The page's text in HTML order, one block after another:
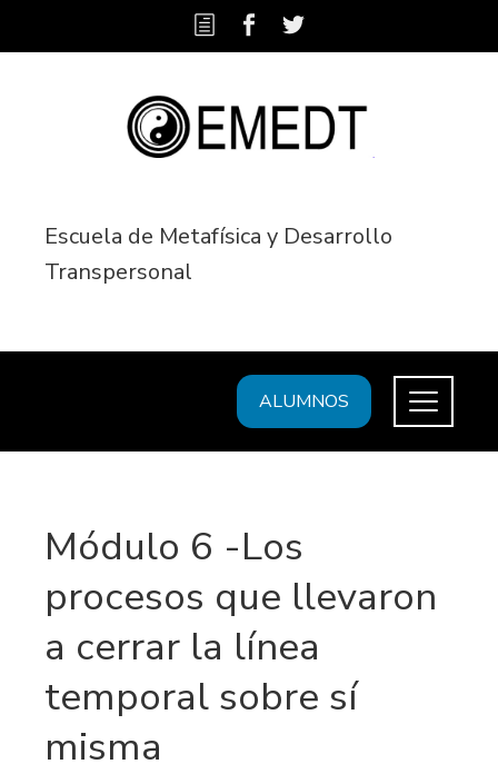
Escuela de Metafísica y Desarrollo
Transpersonal
ALUMNOS
Módulo 6 -Los
procesos que llevaron
a cerrar la línea
temporal sobre sí
misma